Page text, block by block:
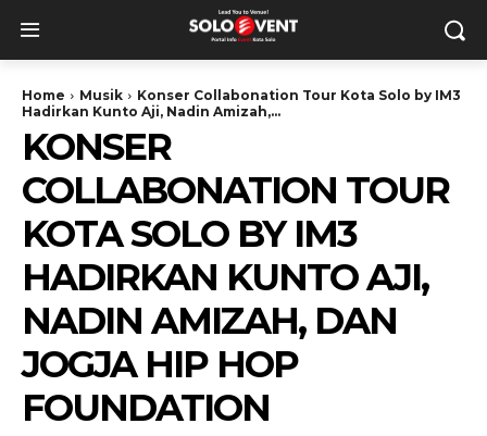
Home Musik
Konser Collabonation Tour Kota Solo by IM3
Hadirkan Kunto Aji, Nadin Amizah,...
KONSER
COLLABONATION TOUR
KOTA SOLO BY IM3
HADIRKAN KUNTO AJI,
NADIN AMIZAH, DAN
JOGJA HIP HOP
FOUNDATION